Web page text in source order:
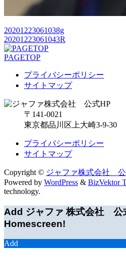
20201223061038g
20201223061043R
PAGETOP
プライバシーポリシー
サイトマップ
〒141-0021
東京都品川区上大崎3-9-30
プライバシーポリシー
サイトマップ
Copyright © ジャファ株式会社 公
Powered by WordPress & BizVektor
technology.
Add ジャファ 株式会社 公
Homescreen!
Add